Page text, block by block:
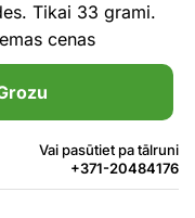
Tikai 33 grami.
cenas
Vai pasūtiet pa tālruni
+371-20484176